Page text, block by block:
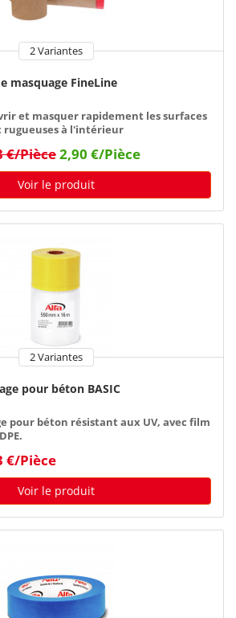
2 Variantes
masquage FineLine
et masquer rapidement les surfaces
rugueuses à l'intérieur
€/Pièce2,90 €/Pièce
Voir le produit
2 Variantes
pour béton BASIC
pour béton résistant aux UV, avec film
€/Pièce
Voir le produit